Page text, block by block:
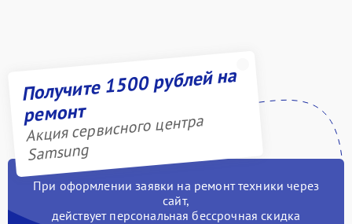
Получите 1500 рублей на
ремонт
Акция сервисного центра
Samsung
При оформлении заявки на ремонт техники через
сайт,
действует персональная бессрочная скидка